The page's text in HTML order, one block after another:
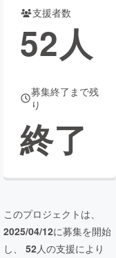
支援者数
52人
募集終了まで残
り
終了
このプロジェクトは、
2025/04/12に募集を開始
し、 52人の支援により